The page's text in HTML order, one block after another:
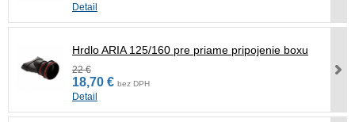
Detail
Hrdlo ARIA 125/160 pre priame pripojenie boxu
22 €
18,70 € bez DPH
Detail